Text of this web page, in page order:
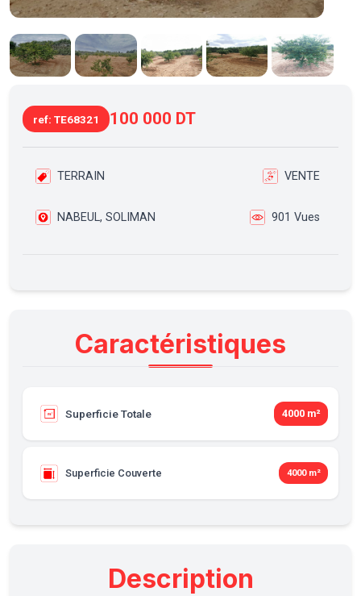
ref: TE68321 100 000 DT
TERRAIN VENTE
NABEUL, SOLIMAN 901 Vues
Caractéristiques
Superficie Totale 4000 m²
Superficie Couverte 4000 m²
Description